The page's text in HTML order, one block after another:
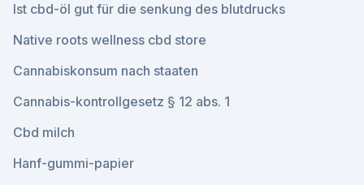
Ist cbd-öl gut für die senkung des blutdrucks
Native roots wellness cbd store
Cannabiskonsum nach staaten
Cannabis-kontrollgesetz § 12 abs. 1
Cbd milch
Hanf-gummi-papier